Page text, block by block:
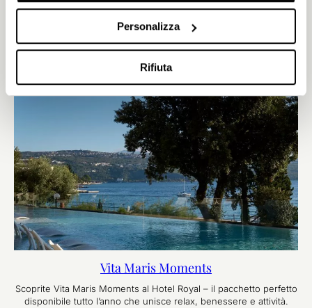
Personalizza
Rifiuta
Vita Maris Moments
Scoprite Vita Maris Moments al Hotel Royal – il pacchetto perfetto
disponibile tutto l’anno che unisce relax, benessere e attività.